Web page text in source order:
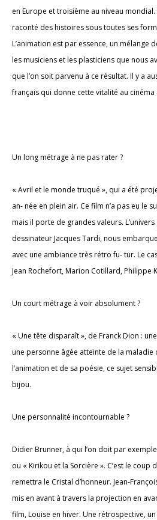
en Europe et troisième au niveau
raconté des histoires sous toutes ses
L’animation est par essence, un mélange
les musiciens et les plasticiens que nous
que l’on soit parvenu à ce résultat. Il y a
français qui donne cette vitalité au cinéma
Un long métrage à ne pas rater ?
« Avril et le monde truqué », qui a été
an- née en plein air. Ce film n’a pas eu le
mais il porte de grandes valeurs.
dessinateur Jacques Tardi, nous
avec une ambiance très rétro fu- tur. Le
Jean Rochefort, Marion Cotillard, Philippe
Un court métrage à voir absolument ?
« Une tête disparaît », de Franck Dion :
une personne âgée atteinte de la maladie
l’animation et de sa poésie, ce sujet
bijou.
Une personnalité incontournable ?
Didier Brunner, à qui l’on doit par
ou « Kirikou et la Sorcière ». C’est le
remettra le Cristal d’honneur. Jean-
mis en avant à travers la projection en
film, Louise en hiver. Une rétrospective,